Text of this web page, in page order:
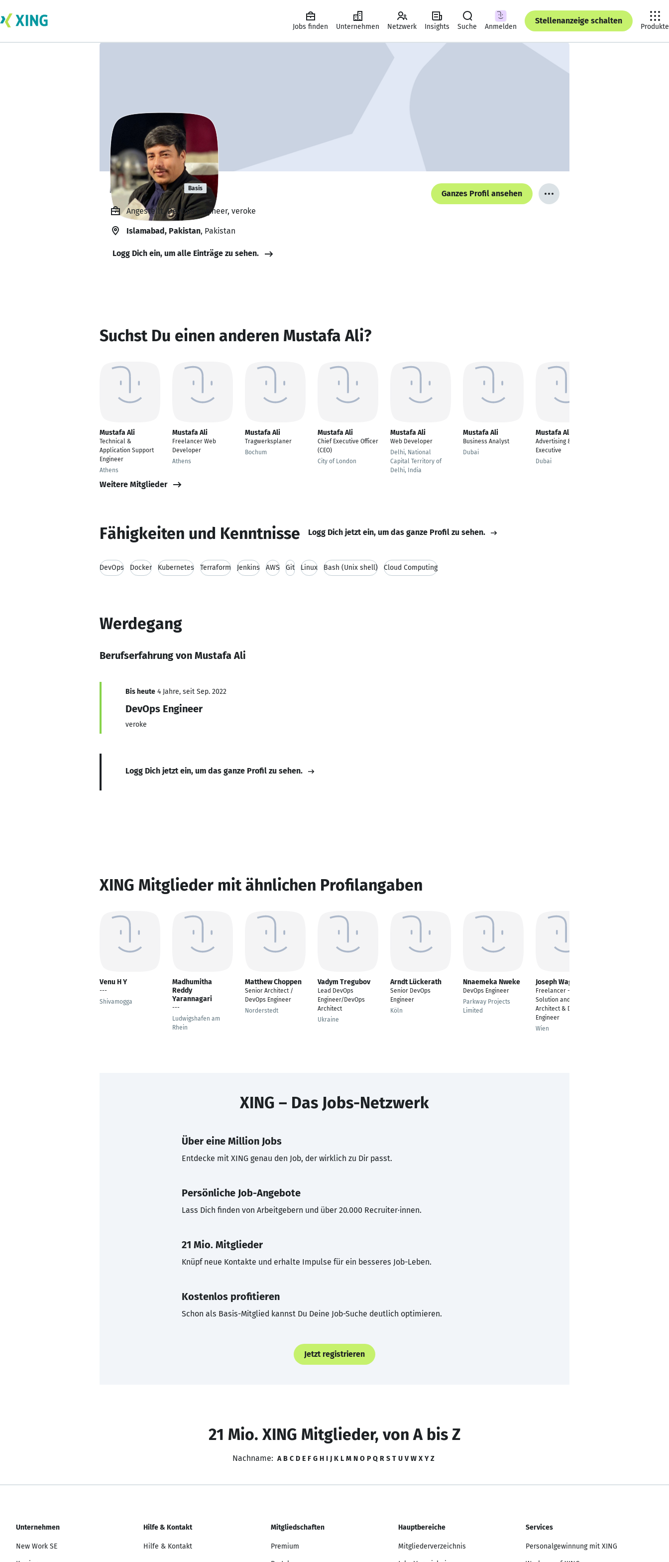
Jobs finden Unternehmen Netzwerk Insights Suche Anmelden
Stellenanzeige schalten
Produkte
Mustafa Ali Basis
Ganzes Profil ansehen
Angestellt, DevOps Engineer, veroke
Islamabad, Pakistan, Pakistan
Logg Dich ein, um alle Einträge zu sehen.
Suchst Du einen anderen Mustafa Ali?
Mustafa Ali
Technical &
Application Support
Engineer
Athens
Mustafa Ali
Freelancer Web
Developer
Athens
Mustafa Ali
Tragwerksplaner
Bochum
Mustafa Ali
Chief Executive Officer
(CEO)
City of London
Mustafa Ali
Web Developer
Delhi, National
Capital Territory of
Delhi, India
Mustafa Ali
Business Analyst
Dubai
Mustafa Ali
Advertising & Media
Executive
Dubai
Weitere Mitglieder
Fähigkeiten und Kenntnisse Logg Dich jetzt ein, um das ganze Profil zu sehen.
DevOps Docker Kubernetes Terraform Jenkins AWS Git Linux Bash (Unix shell) Cloud Computing
Werdegang
Berufserfahrung von Mustafa Ali
Bis heute 4 Jahre, seit Sep. 2022
DevOps Engineer
veroke
Logg Dich jetzt ein, um das ganze Profil zu sehen.
XING Mitglieder mit ähnlichen Profilangaben
Venu H Y
---
Shivamogga
Madhumitha
Reddy
Yarannagari
---
Ludwigshafen am
Rhein
Matthew Choppen
Senior Architect /
DevOps Engineer
Norderstedt
Vadym Tregubov
Lead DevOps
Engineer/DevOps
Architect
Ukraine
Arndt Lückerath
Senior DevOps
Engineer
Köln
Nnaemeka Nweke
DevOps Engineer
Parkway Projects
Limited
Joseph Wagner
Freelancer - IT
Solution and Cloud
Architect & DevOps
Engineer
Wien
XING – Das Jobs-Netzwerk
Über eine Million Jobs
Entdecke mit XING genau den Job, der wirklich zu Dir passt.
Persönliche Job-Angebote
Lass Dich finden von Arbeitgebern und über 20.000 Recruiter·innen.
21 Mio. Mitglieder
Knüpf neue Kontakte und erhalte Impulse für ein besseres Job-Leben.
Kostenlos profitieren
Schon als Basis-Mitglied kannst Du Deine Job-Suche deutlich optimieren.
Jetzt registrieren
21 Mio. XING Mitglieder, von A bis Z
Nachname: A B C D E F G H I J K L M N O P Q R S T U V W X Y Z
Unternehmen
New Work SE
Hilfe & Kontakt
Hilfe & Kontakt
Mitgliedschaften
Premium
Hauptbereiche
Mitgliederverzeichnis
Services
Personalgewinnung mit XING